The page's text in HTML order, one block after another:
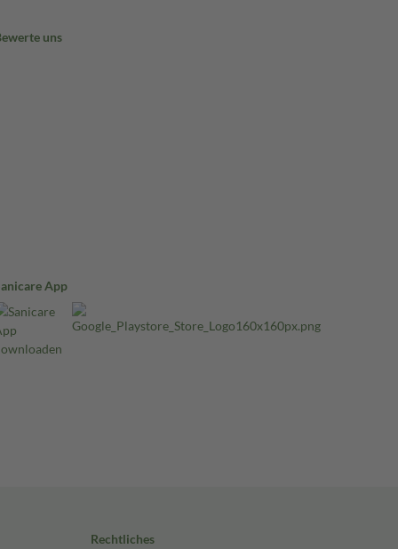
uns
App
Rechtliches